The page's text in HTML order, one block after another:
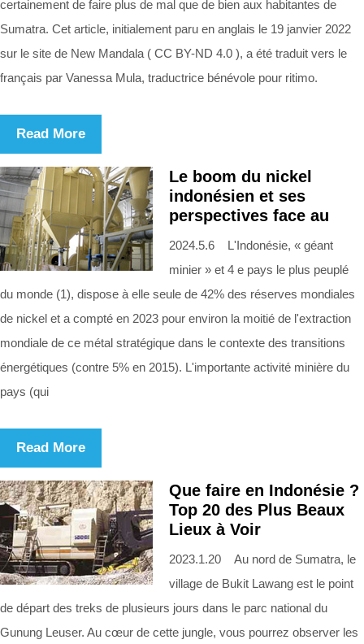
certainement de faire plus de mal que de bien aux habitantes de
Sumatra. Cet article, initialement paru en anglais le 19 janvier 2022
sur le site de New Mandala ( CC BY-ND 4.0 ), a été traduit vers le
français par Vanessa Mula, traductrice bénévole pour ritimo.
Read More
Le boom du nickel
indonésien et ses
perspectives face au
2024.5.6 L'Indonésie, « géant
minier » et 4 e pays le plus peuplé
du monde (1), dispose à elle seule de 42% des réserves mondiales
de nickel et a compté en 2023 pour environ la moitié de l'extraction
mondiale de ce métal stratégique dans le contexte des transitions
énergétiques (contre 5% en 2015). L'importante activité minière du
pays (qui
Read More
Que faire en Indonésie ?
Top 20 des Plus Beaux
Lieux à Voir
2023.1.20 Au nord de Sumatra, le
village de Bukit Lawang est le point
de départ des treks de plusieurs jours dans le parc national du
Gunung Leuser. Au cœur de cette jungle, vous pourrez observer les